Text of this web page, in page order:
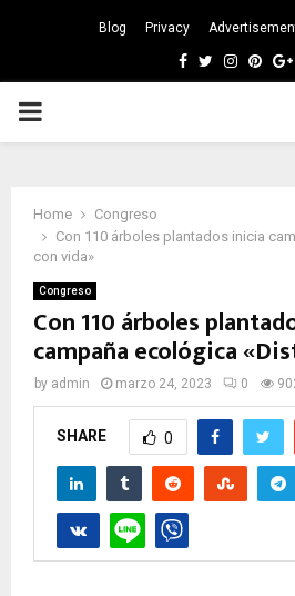
Blog Privacy
Facebook
Twitter
PRIMARY
Home
Congreso
Con 110 árboles plantados inicia
con vida»
Congreso
Con 110 árboles
campaña ecológica
by admin marzo 24, 2023 0
SHARE 0